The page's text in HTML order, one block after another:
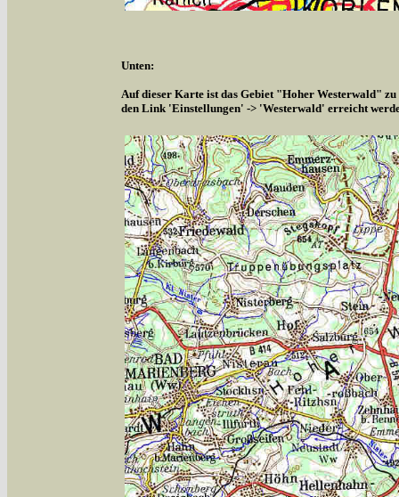
Unten:
Auf dieser Karte ist das Gebiet "Hoher Westerwald"
den Link 'Einstellungen' -> 'Westerwald' erreicht